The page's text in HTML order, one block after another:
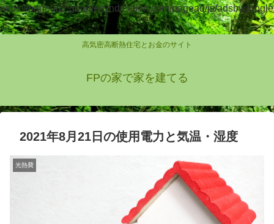
https://pagead2.googlesyndication.com/pagead/js/adsbygoogle
.js
高気密高断熱住宅とお金のサイト
FPの家で家を建てる
2021年8月21日の使用電力と気温・湿度
光熱費